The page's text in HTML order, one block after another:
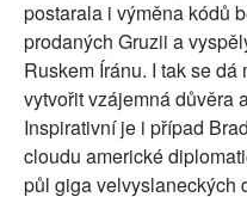
postarala i výměna kódů
prodaných Gruzii a
Ruskem Íránu. I tak se
vytvořit vzájemná důvěra
Inspirativní je i případ
cloudu americké
půl giga velvyslaneckých